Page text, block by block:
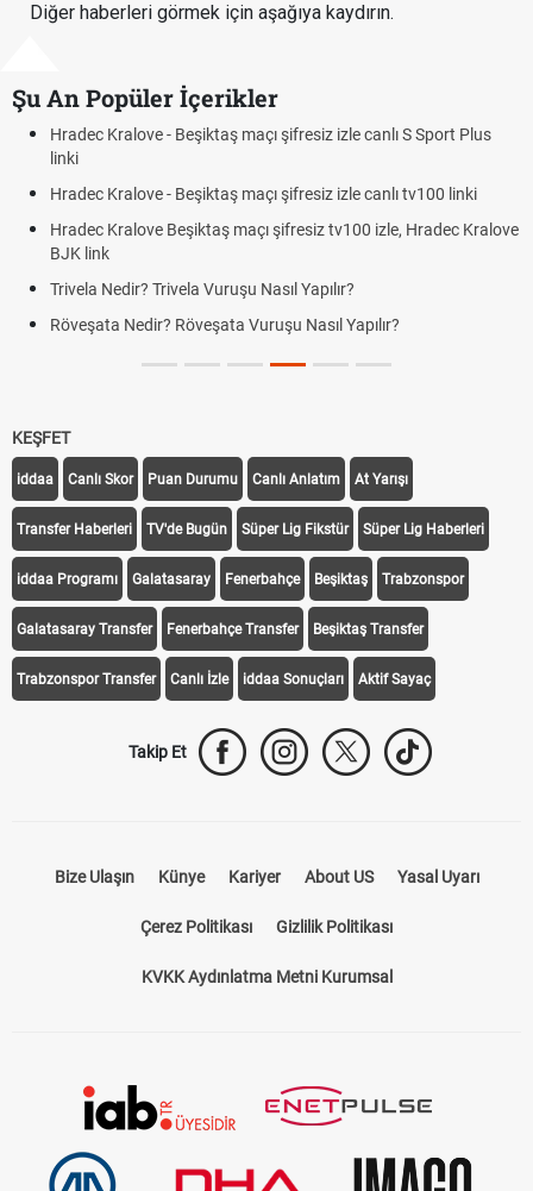
Diğer haberleri görmek için aşağıya kaydırın.
Şu An Popüler İçerikler
Hradec Kralove - Beşiktaş maçı şifresiz izle canlı S Sport Plus
linki
Hradec Kralove - Beşiktaş maçı şifresiz izle canlı tv100 linki
Hradec Kralove Beşiktaş maçı şifresiz tv100 izle, Hradec Kralove
BJK link
Trivela Nedir? Trivela Vuruşu Nasıl Yapılır?
Röveşata Nedir? Röveşata Vuruşu Nasıl Yapılır?
KEŞFET
iddaa Canlı Skor Puan Durumu Canlı Anlatım At Yarışı
Transfer Haberleri TV'de Bugün Süper Lig Fikstür Süper Lig Haberleri
iddaa Programı Galatasaray Fenerbahçe Beşiktaş Trabzonspor
Galatasaray Transfer Fenerbahçe Transfer Beşiktaş Transfer
Trabzonspor Transfer Canlı İzle iddaa Sonuçları Aktif Sayaç
Takip Et
Bize Ulaşın Künye Kariyer About US Yasal Uyarı
Çerez Politikası Gizlilik Politikası
KVKK Aydınlatma Metni Kurumsal